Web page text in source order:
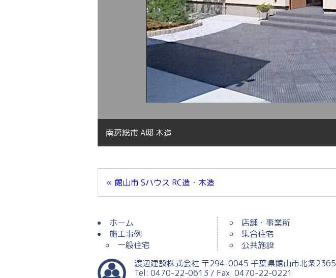
南房総市 A邸 木造
« 館山市 Sハウス RC造・木造
ホーム
施工事例
一般住宅
店舗・事業所
集合住宅
公共施設
渡辺建設株式会社 〒294-0045 千葉県館山市北条2365
Tel: 0470-22-0613 / Fax: 0470-22-0221